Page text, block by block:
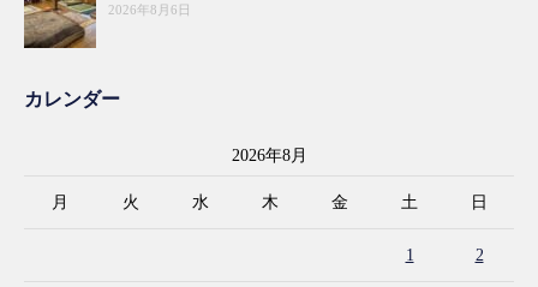
2026年8月6日
カレンダー
2026年8月
月 火 水 木 金 土 日
1 2